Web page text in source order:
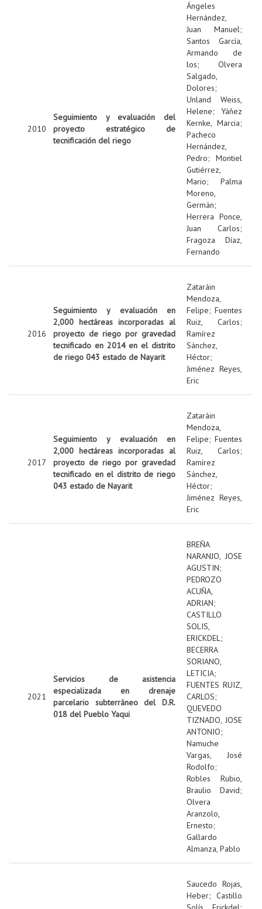
2010
Seguimiento y evaluación del
proyecto estratégico de
tecnificación del riego
Ángeles
Hernández,
Juan Manuel;
Santos García,
Armando de
los; Olvera
Salgado,
Dolores;
Unland Weiss,
Helene; Yáñez
Kernke, Marcia;
Pacheco
Hernández,
Pedro; Montiel
Gutiérrez,
Mario; Palma
Moreno,
Germán;
Herrera Ponce,
Juan Carlos;
Fragoza Díaz,
Fernando
2016
Seguimiento y evaluación en
2,000 hectáreas incorporadas al
proyecto de riego por gravedad
tecnificado en 2014 en el distrito
de riego 043 estado de Nayarit
Zataráin
Mendoza,
Felipe; Fuentes
Ruiz, Carlos;
Ramírez
Sánchez,
Héctor;
Jiménez Reyes,
Eric
2017
Seguimiento y evaluación en
2,000 hectáreas incorporadas al
proyecto de riego por gravedad
tecnificado en el distrito de riego
043 estado de Nayarit
Zataráin
Mendoza,
Felipe; Fuentes
Ruiz, Carlos;
Ramírez
Sánchez,
Héctor;
Jiménez Reyes,
Eric
2021
Servicios de asistencia
especializada en drenaje
parcelario subterráneo del D.R.
018 del Pueblo Yaqui
BREÑA
NARANJO, JOSE
AGUSTIN;
PEDROZO
ACUÑA,
ADRIAN;
CASTILLO
SOLIS,
ERICKDEL;
BECERRA
SORIANO,
LETICIA;
FUENTES RUIZ,
CARLOS;
QUEVEDO
TIZNADO, JOSE
ANTONIO;
Namuche
Vargas, José
Rodolfo;
Robles Rubio,
Braulio David;
Olvera
Aranzolo,
Ernesto;
Gallardo
Almanza, Pablo
Saucedo Rojas,
Heber; Castillo